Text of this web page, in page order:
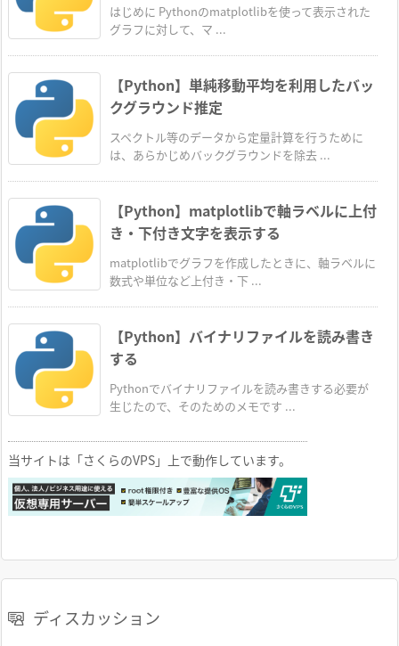
はじめに Pythonのmatplotlibを使って表示された
グラフに対して、マ ...
【Python】単純移動平均を利用したバッ
クグラウンド推定
スペクトル等のデータから定量計算を行うために
は、あらかじめバックグラウンドを除去 ...
【Python】matplotlibで軸ラベルに上付
き・下付き文字を表示する
matplotlibでグラフを作成したときに、軸ラベルに
数式や単位など上付き・下 ...
【Python】バイナリファイルを読み書き
する
Pythonでバイナリファイルを読み書きする必要が
生じたので、そのためのメモです ...
当サイトは「さくらのVPS」上で動作しています。
ディスカッション